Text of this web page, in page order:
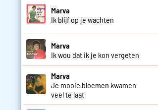
Marva
Ik blijf op je wachten
Marva
Ik wou dat ik je kon vergeten
Marva
Je mooie bloemen kwamen
veel te laat